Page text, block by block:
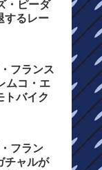
・ピーダ
するレー
フランス
ムコ・エ
トバイク
フラン
チャルが